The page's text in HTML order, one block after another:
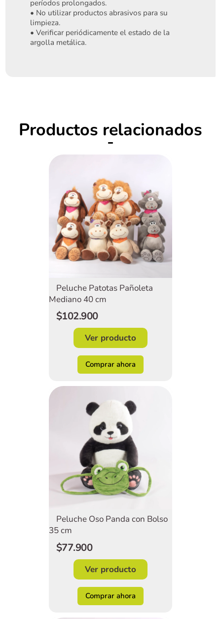
períodos prolongados.
• No utilizar productos abrasivos para su
limpieza.
• Verificar periódicamente el estado de la
argolla metálica.
Productos relacionados
Peluche Patotas Pañoleta
Mediano 40 cm
$102.900
Ver producto
Comprar ahora
Peluche Oso Panda con Bolso
35 cm
$77.900
Ver producto
Comprar ahora
Términos y condiciones
Registrarme